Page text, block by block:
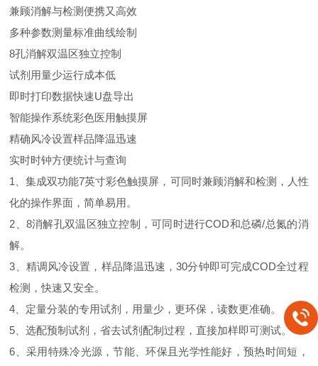
兼顾消解与检测便携又高效
多种参数测量标准曲线绘制
8孔消解双温区独立控制
试剂用量少运行成本低
即时打印数据快速U盘导出
智能操作系统彩色医用触摸屏
精确风冷设置样品降温迅速
实时时钟方便统计与查询
1、集成双功能7英寸彩色触摸屏，可同时兼顾消解和检测，人性
化的操作界面，简单易用。
2、8消解孔双温区独立控制，可同时进行COD和总磷/总氮的消
解。
3、精调风冷设置，样品降温迅速，30分钟即可完成COD全过程
检测，快速又安全。
4、定量分装的专用试剂，用量少，更环保，读数更准确。
5、选配预制试剂，省去试剂配制过程，直接加样即可测试。
6、采用特殊冷光源，节能、环保且光学性能好，预热时间短，